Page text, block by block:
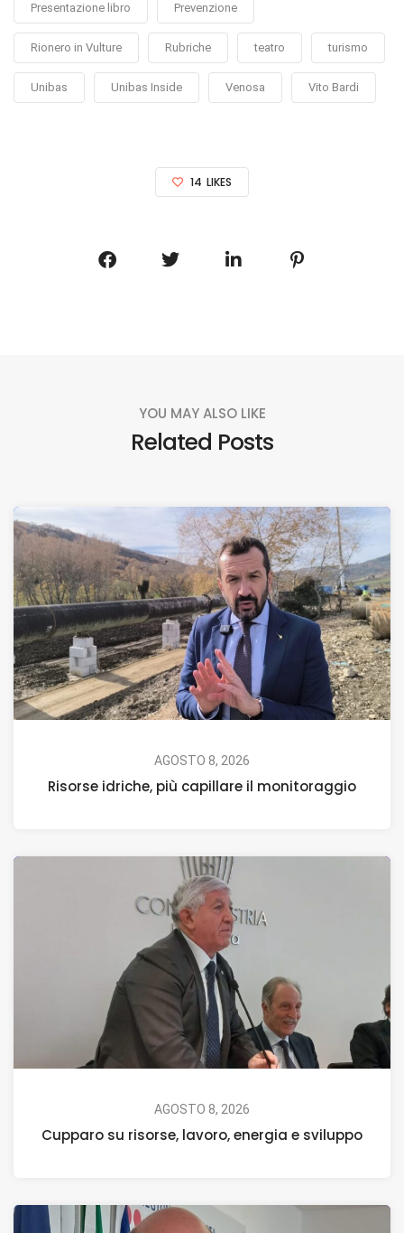
Presentazione libro Prevenzione
Rionero in Vulture Rubriche teatro turismo
Unibas Unibas Inside Venosa Vito Bardi
14 LIKES
YOU MAY ALSO LIKE
Related Posts
AGOSTO 8, 2026
Risorse idriche, più capillare il monitoraggio
AGOSTO 8, 2026
Cupparo su risorse, lavoro, energia e sviluppo